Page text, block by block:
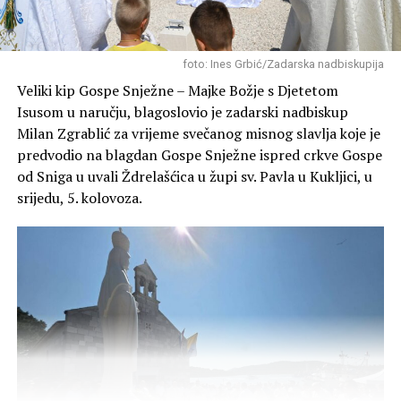
Članovi Lovačkog društva “Diana” redovito obilaze i
grade pojilišta za divljač u svojim lovištima (poput
Blatskog gaja, Novigrada, Škabrnje o ostalih lokacija)
kako bi životinjama osigurali svježu vodu tijekom ljetnih
suša i kako bi se zaštitilo njihovo stanište.
foto: Ines Grbić/Zadarska nadbiskupija
Veliki kip Gospe Snježne – Majke Božje s Djetetom
Isusom u naručju, blagoslovio je zadarski nadbiskup
Milan Zgrablić za vrijeme svečanog misnog slavlja koje je
predvodio na blagdan Gospe Snježne ispred crkve Gospe
od Sniga u uvali Ždrelašćica u župi sv. Pavla u Kukljici, u
srijedu, 5. kolovoza.